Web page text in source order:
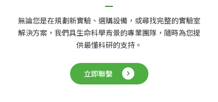
無論您是在規劃新實驗、選購設備，或尋找完整的實驗室
解決方案，我們具生命科學背景的專業團隊，隨時為您提
供最懂科研的支持。
立即聯繫